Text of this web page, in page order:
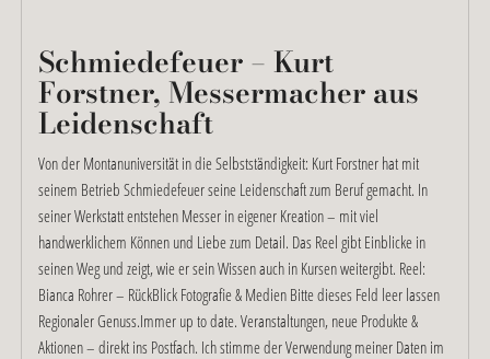
Schmiedefeuer – Kurt
Forstner, Messermacher aus
Leidenschaft
Von der Montanuniversität in die Selbstständigkeit: Kurt Forstner hat mit
seinem Betrieb Schmiedefeuer seine Leidenschaft zum Beruf gemacht. In
seiner Werkstatt entstehen Messer in eigener Kreation – mit viel
handwerklichem Können und Liebe zum Detail. Das Reel gibt Einblicke in
seinen Weg und zeigt, wie er sein Wissen auch in Kursen weitergibt. Reel:
Bianca Rohrer – RückBlick Fotografie & Medien Bitte dieses Feld leer lassen
Regionaler Genuss.Immer up to date. Veranstaltungen, neue Produkte &
Aktionen – direkt ins Postfach. Ich stimme der Verwendung meiner Daten im